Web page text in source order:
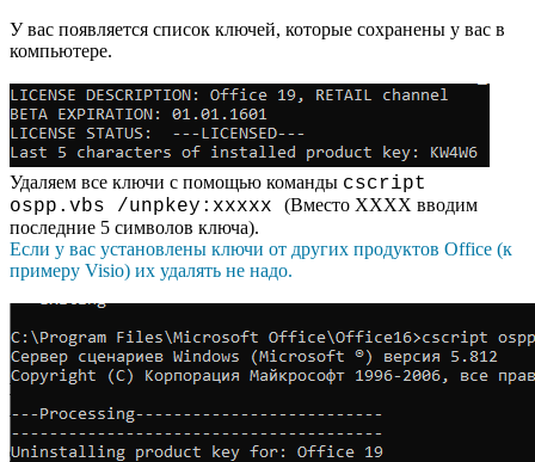
У вас появляется список ключей, которые сохранены у вас в
компьютере.
Удаляем все ключи с помощью команды cscript
ospp.vbs /unpkey:xxxxx (Вместо XXXX вводим
последние 5 символов ключа).
Если у вас установлены ключи от других продуктов Office (к
примеру Visio) их удалять не надо.